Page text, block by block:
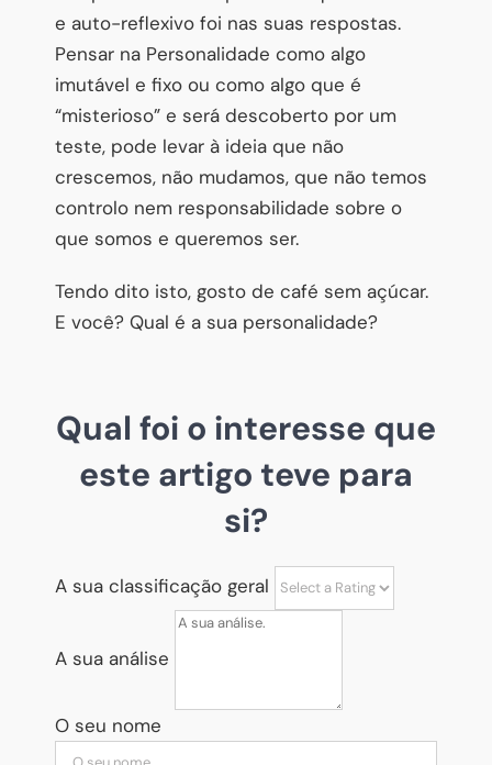
e auto-reflexivo foi nas suas respostas.
Pensar na Personalidade como algo
imutável e fixo ou como algo que é
“misterioso” e será descoberto por um
teste, pode levar à ideia que não
crescemos, não mudamos, que não temos
controlo nem responsabilidade sobre o
que somos e queremos ser.
Tendo dito isto, gosto de café sem açúcar.
E você? Qual é a sua personalidade?
Qual foi o interesse que
este artigo teve para
si?
A sua classificação geral
A sua análise
O seu nome